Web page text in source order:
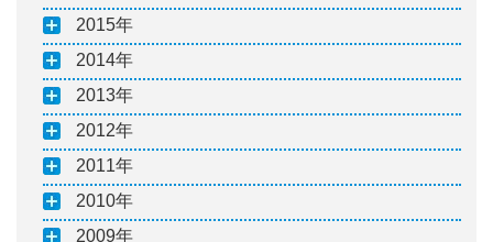
2015
2014
2013
2012
2011
2010
2009